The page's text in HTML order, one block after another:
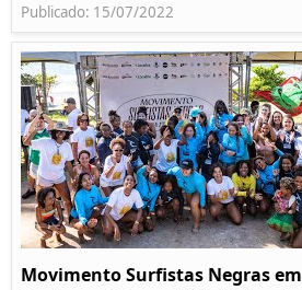
Publicado: 15/07/2022
Movimento Surfistas Negras